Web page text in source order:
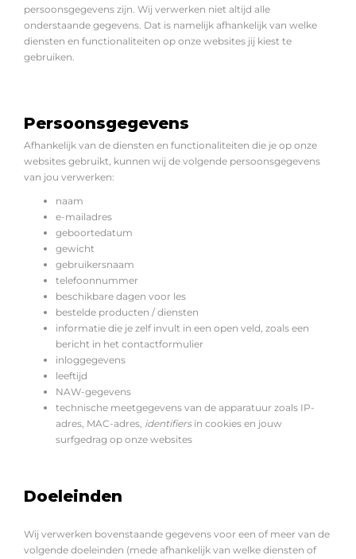
persoonsgegevens zijn. Wij verwerken niet altijd alle
onderstaande gegevens. Dat is namelijk afhankelijk van welke
diensten en functionaliteiten op onze websites jij kiest te
gebruiken.
Persoonsgegevens
Afhankelijk van de diensten en functionaliteiten die je op onze
websites gebruikt, kunnen wij de volgende persoonsgegevens
van jou verwerken:
naam
e-mailadres
geboortedatum
gewicht
gebruikersnaam
telefoonnummer
beschikbare dagen voor les
bestelde producten / diensten
informatie die je zelf invult in een open veld, zoals een
bericht in het contactformulier
inloggegevens
leeftijd
NAW-gegevens
technische meetgegevens van de apparatuur zoals IP-
adres, MAC-adres, identifiersin cookies en jouw
surfgedrag op onze websites
Doeleinden
Wij verwerken bovenstaande gegevens voor een of meer van de
volgende doeleinden (mede afhankelijk van welke diensten of